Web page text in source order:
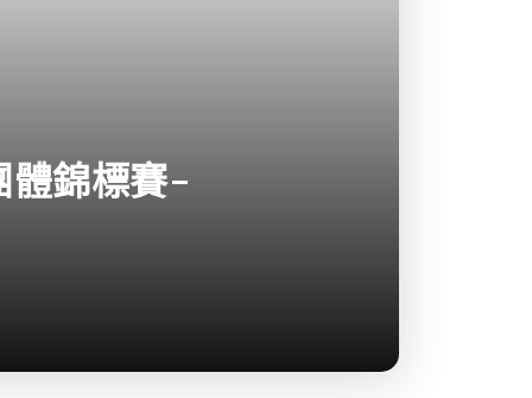
體錦標賽-